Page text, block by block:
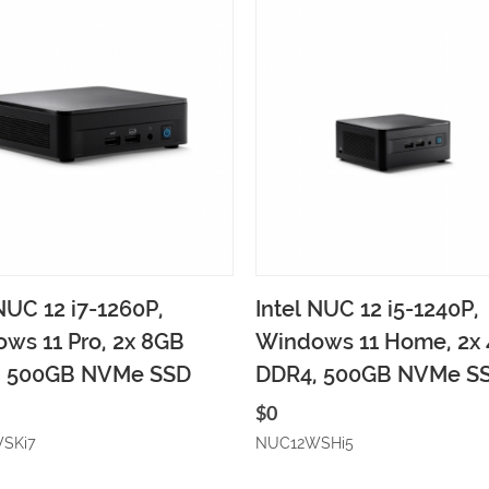
ekle Hızlı gözat
12 i7-1260P,
11 Pro, 2x 8GB
500GB NVMe SSD
Sepete ekle Hızlı
Intel NUC 12 i5-1240P,
Windows 11 Home, 2x
DDR4, 500GB NVMe
$0
NUC12WSHi5